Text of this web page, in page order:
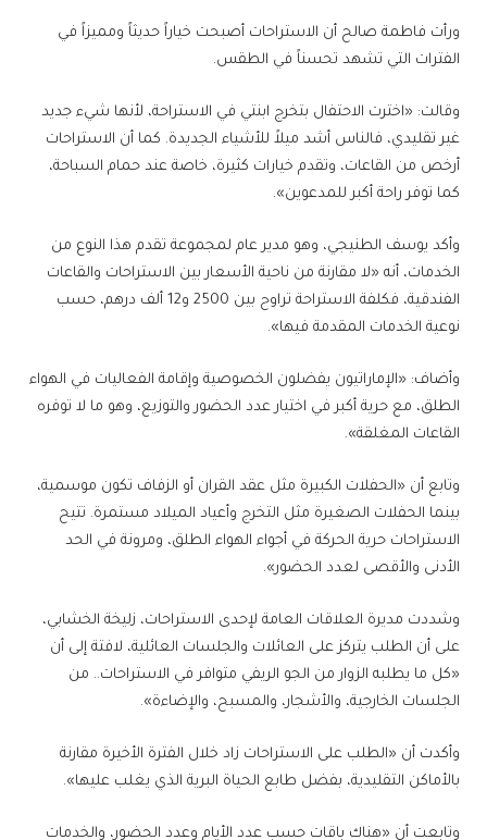
ورأت فاطمة صالح أن الاستراحات أصبحت خياراً حديثاً ومميزاً في
الفترات التي تشهد تحسناً في الطقس.
وقالت: «اخترت الاحتفال بتخرج ابنتي في الاستراحة، لأنها شيء جديد
غير تقليدي، فالناس أشد ميلاً للأشياء الجديدة. كما أن الاستراحات
أرخص من القاعات، وتقدم خيارات كثيرة، خاصة عند حمام السباحة،
كما توفر راحة أكبر للمدعوين».
وأكد يوسف الطنيجي، وهو مدير عام لمجموعة تقدم هذا النوع من
الخدمات، أنه «لا مقارنة من ناحية الأسعار بين الاستراحات والقاعات
الفندقية، فكلفة الاستراحة تراوح بين 2500 و12 ألف درهم، حسب
نوعية الخدمات المقدمة فيها».
وأضاف: «الإماراتيون يفضلون الخصوصية وإقامة الفعاليات في الهواء
الطلق، مع حرية أكبر في اختيار عدد الحضور والتوزيع، وهو ما لا توفره
القاعات المغلقة».
وتابع أن «الحفلات الكبيرة مثل عقد القران أو الزفاف تكون موسمية،
بينما الحفلات الصغيرة مثل التخرج وأعياد الميلاد مستمرة. تتيح
الاستراحات حرية الحركة في أجواء الهواء الطلق، ومرونة في الحد
الأدنى والأقصى لعدد الحضور».
وشددت مديرة العلاقات العامة لإحدى الاستراحات، زليخة الخشابي،
على أن الطلب يتركز على العائلات والجلسات العائلية، لافتة إلى أن
«كل ما يطلبه الزوار من الجو الريفي متوافر في الاستراحات.. من
الجلسات الخارجية، والأشجار، والمسبح، والإضاءة».
وأكدت أن «الطلب على الاستراحات زاد خلال الفترة الأخيرة مقارنة
بالأماكن التقليدية، بفضل طابع الحياة البرية الذي يغلب عليها».
وتابعت أن «هناك باقات حسب عدد الأيام وعدد الحضور، والخدمات